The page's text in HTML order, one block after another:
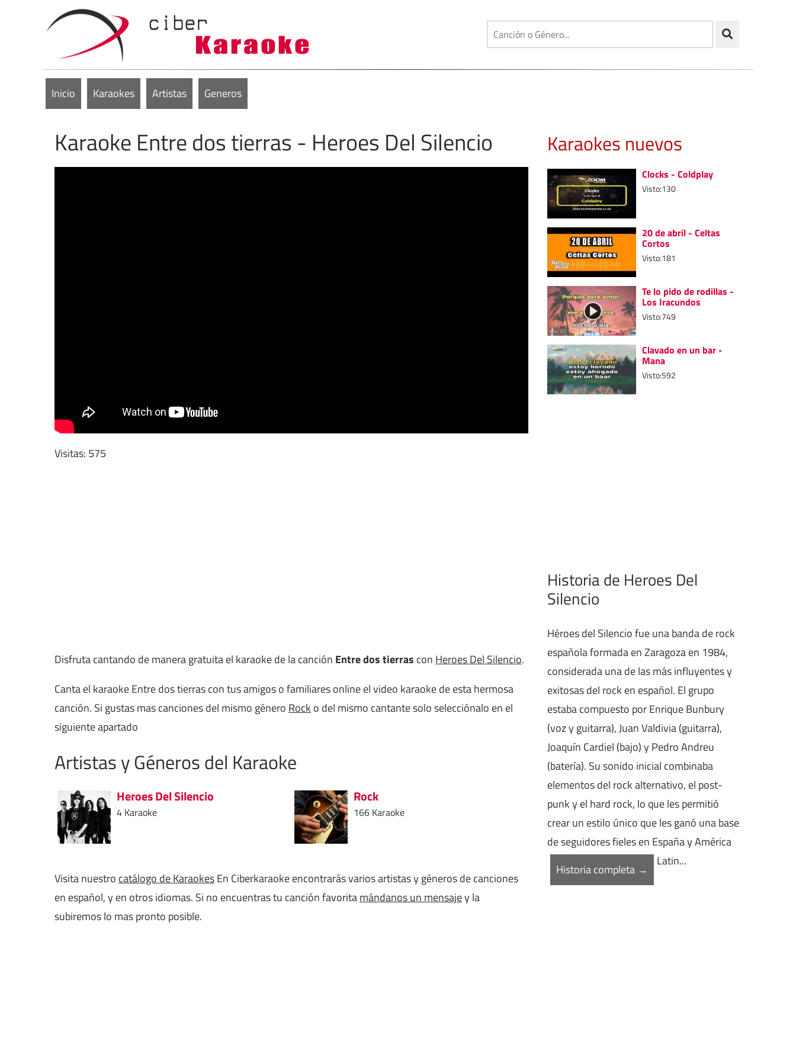
Inicio Karaokes Artistas Generos
Karaoke Entre dos tierras - Heroes Del Silencio
Visitas: 575
Disfruta cantando de manera gratuita el karaoke de la canción Entre dos tierras con Heroes Del Silencio.
Canta el karaoke Entre dos tierras con tus amigos o familiares online el video karaoke de esta hermosa
canción. Si gustas mas canciones del mismo género Rock o del mismo cantante solo selecciónalo en el
siguiente apartado
Artistas y Géneros del Karaoke
Heroes Del Silencio
4 Karaoke
Rock
166 Karaoke
Visita nuestro catálogo de KaraokesEn Ciberkaraoke encontrarás varios artistas y géneros de canciones
en español, y en otros idiomas. Si no encuentras tu canción favoritamándanos un mensajey la
subiremos lo mas pronto posible.
Karaokes nuevos
Clocks - Coldplay
Visto:130
20 de abril - Celtas
Cortos
Visto:181
Te lo pido de rodillas -
Los Iracundos
Visto:749
Clavado en un bar -
Mana
Visto:592
Historia de Heroes Del
Silencio
Héroes del Silencio fue una banda de rock
española formada en Zaragoza en 1984,
considerada una de las más influyentes y
exitosas del rock en español. El grupo
estaba compuesto por Enrique Bunbury
(voz y guitarra), Juan Valdivia (guitarra),
Joaquín Cardiel (bajo) y Pedro Andreu
(batería). Su sonido inicial combinaba
elementos del rock alternativo, el post-
punk y el hard rock, lo que les permitió
crear un estilo único que les ganó una base
de seguidores fieles en España y América
Latin...
Historia completa →